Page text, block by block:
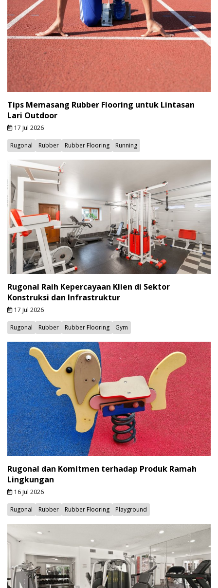
Tips Memasang Rubber Flooring untuk Lintasan
Lari Outdoor
17 Jul 2026
Rugonal Rubber Rubber Flooring Running
Rugonal Raih Kepercayaan Klien di Sektor
Konstruksi dan Infrastruktur
17 Jul 2026
Rugonal Rubber Rubber Flooring Gym
Rugonal dan Komitmen terhadap Produk Ramah
Lingkungan
16 Jul 2026
Rugonal Rubber Rubber Flooring Playground